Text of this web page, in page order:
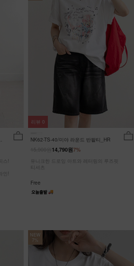
스!
인!
NK62-TS-40/미야 라운드 반팔티_HR
7%
14,790원
유니크한 드로잉 아트와 레터링의 루즈핏
티셔츠
Free
리뷰 0
NEW
7%